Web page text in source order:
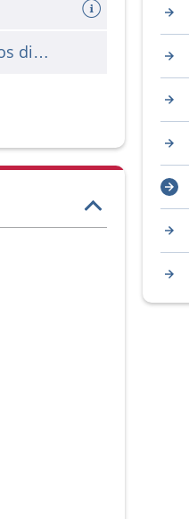
Lämna synpunkter och klagomål hos din vårdgivare